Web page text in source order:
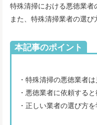
特殊清掃における悪徳業者
また、特殊清掃業者の選び
本記事のポイント
・特殊清掃の悪徳業者
・悪徳業者に依頼する
・正しい業者の選び方